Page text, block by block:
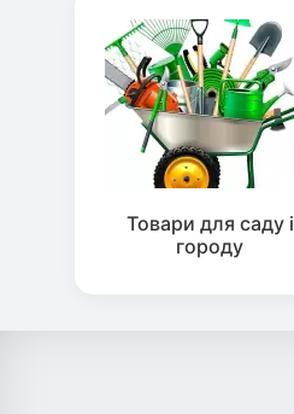
Товари для саду і
городу